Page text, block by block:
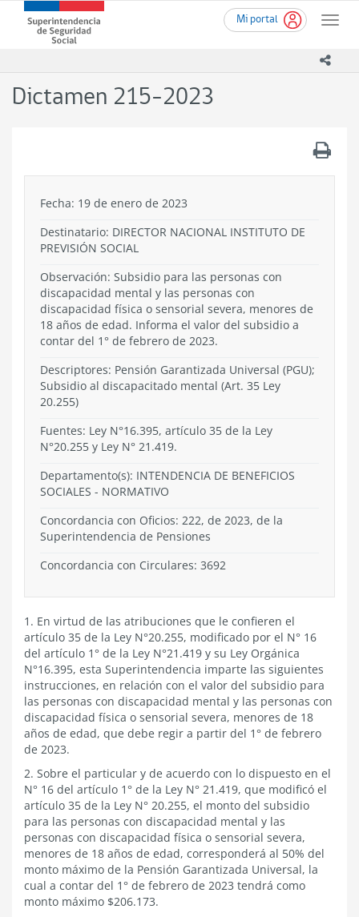
contenido
Mi portal
Toggle
Superintendencia
de
-
Dictamen 215-2023
Fecha: 19 de enero de 2023
Destinatario: DIRECTOR NACIONAL INSTITUTO DE
PREVISIÓN SOCIAL
Observación: Subsidio para las personas con
discapacidad mental y las personas con
discapacidad física o sensorial severa, menores de
18 años de edad. Informa el valor del subsidio a
contar del 1° de febrero de 2023.
Descriptores: Pensión Garantizada Universal (PGU);
Subsidio al discapacitado mental (Art. 35 Ley
20.255)
Fuentes: Ley N°16.395, artículo 35 de la Ley
N°20.255 y Ley N° 21.419.
Departamento(s): INTENDENCIA DE BENEFICIOS
SOCIALES - NORMATIVO
Concordancia con Oficios: 222, de 2023, de la
Superintendencia de Pensiones
Concordancia con Circulares: 3692
1. En virtud de las atribuciones que le confieren el
artículo 35 de la Ley N°20.255, modificado por el N° 16
del artículo 1° de la Ley N°21.419 y su Ley Orgánica
N°16.395, esta Superintendencia imparte las siguientes
instrucciones, en relación con el valor del subsidio para
las personas con discapacidad mental y las personas con
discapacidad física o sensorial severa, menores de 18
años de edad, que debe regir a partir del 1° de febrero
de 2023.
2. Sobre el particular y de acuerdo con lo dispuesto en el
N° 16 del artículo 1° de la Ley N° 21.419, que modificó el
artículo 35 de la Ley N° 20.255, el monto del subsidio
para las personas con discapacidad mental y las
personas con discapacidad física o sensorial severa,
menores de 18 años de edad, corresponderá al 50% del
monto máximo de la Pensión Garantizada Universal, la
cual a contar del 1° de febrero de 2023 tendrá como
monto máximo $206.173.